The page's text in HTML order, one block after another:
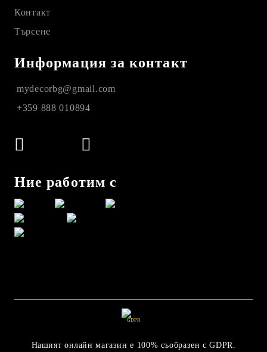
Контакт
Търсене
Информация за контакт
mydecorbg@gmail.com
+359 888 010894
Ние работим с
GDPR
Нашият онлайн магазин е 100% съобразен с GDPR.